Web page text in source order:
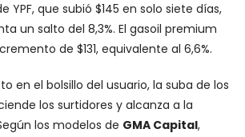
YPF, que subió $145 en solo siete días,
un salto del 8,3%. El gasoil premium
de $131, equivalente al 6,6%.
en el bolsillo del usuario, la suba de los
los surtidores y alcanza a la
los modelos de GMA Capital,